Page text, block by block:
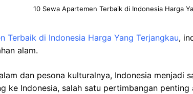
10 Sewa Apartemen Terbaik di Indonesia Harga
Terbaik di Indonesia Harga Yang Terjangkau,
alam.
dan pesona kulturalnya, Indonesia menjadi
ke Indonesia, salah satu pertimbangan penting